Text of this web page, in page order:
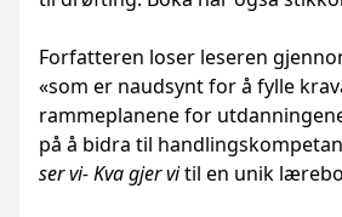
Forfatteren loser leseren
«som er naudsynt for å fylle
rammeplanene for
på å bidra til
ser vi- Kva gjer vitil en unik